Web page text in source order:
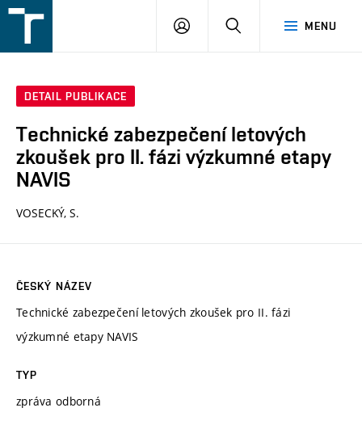
v
MENU
PŘIHLÁŠENÍ
DETAIL PUBLIKACE
Technické zabezpečení letových
zkoušek pro II. fázi výzkumné etapy
NAVIS
VOSECKÝ, S.
ČESKÝ NÁZEV
Technické zabezpečení letových zkoušek pro II. fázi
výzkumné etapy NAVIS
TYP
zpráva odborná